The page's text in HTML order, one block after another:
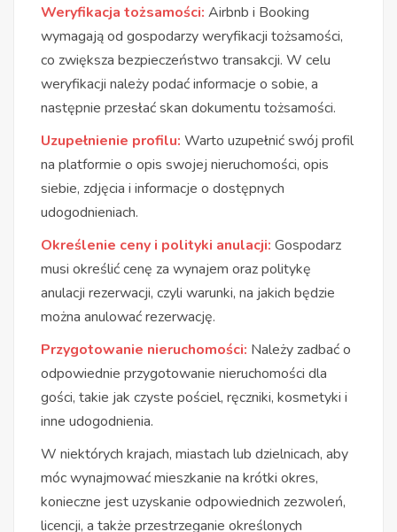
Weryfikacja tożsamości: Airbnb i Booking
wymagają od gospodarzy weryfikacji tożsamości,
co zwiększa bezpieczeństwo transakcji. W celu
weryfikacji należy podać informacje o sobie, a
następnie przesłać skan dokumentu tożsamości.
Uzupełnienie profilu: Warto uzupełnić swój profil
na platformie o opis swojej nieruchomości, opis
siebie, zdjęcia i informacje o dostępnych
udogodnieniach.
Określenie ceny i polityki anulacji: Gospodarz
musi określić cenę za wynajem oraz politykę
anulacji rezerwacji, czyli warunki, na jakich będzie
można anulować rezerwację.
Przygotowanie nieruchomości: Należy zadbać o
odpowiednie przygotowanie nieruchomości dla
gości, takie jak czyste pościel, ręczniki, kosmetyki i
inne udogodnienia.
W niektórych krajach, miastach lub dzielnicach, aby
móc wynajmować mieszkanie na krótki okres,
konieczne jest uzyskanie odpowiednich zezwoleń,
licencji, a także przestrzeganie określonych